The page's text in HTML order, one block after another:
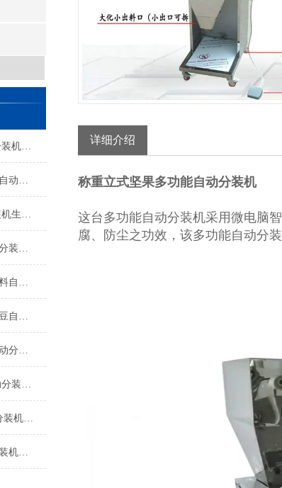
多功能40头钻diy拼豆自动分装机生产厂家
多功能28头拼豆装瓶除静电自动分装机厂家
多功能24/28头盒装自动分装机生产厂家
多功能24格彩豆除静电自动分装机按需定制
多功能24格拼豆除静电不混料自动分装机厂家
多功能称重脚踏下料500g拼豆自动分装机厂家
多功能拼豆软陶片不混色自动分装机-24格包装机厂家
多功能28格diy珠子装盒自动分装机厂家
多功能1kg花椒籽计量自动分装机厂家
多功能24头拼豆装盒自动分装机支持定制
详细介绍
称重立式坚果多功能自动分装机
这台多功能自动分装机采用微电脑
腐、防尘之功效，该多功能自动分